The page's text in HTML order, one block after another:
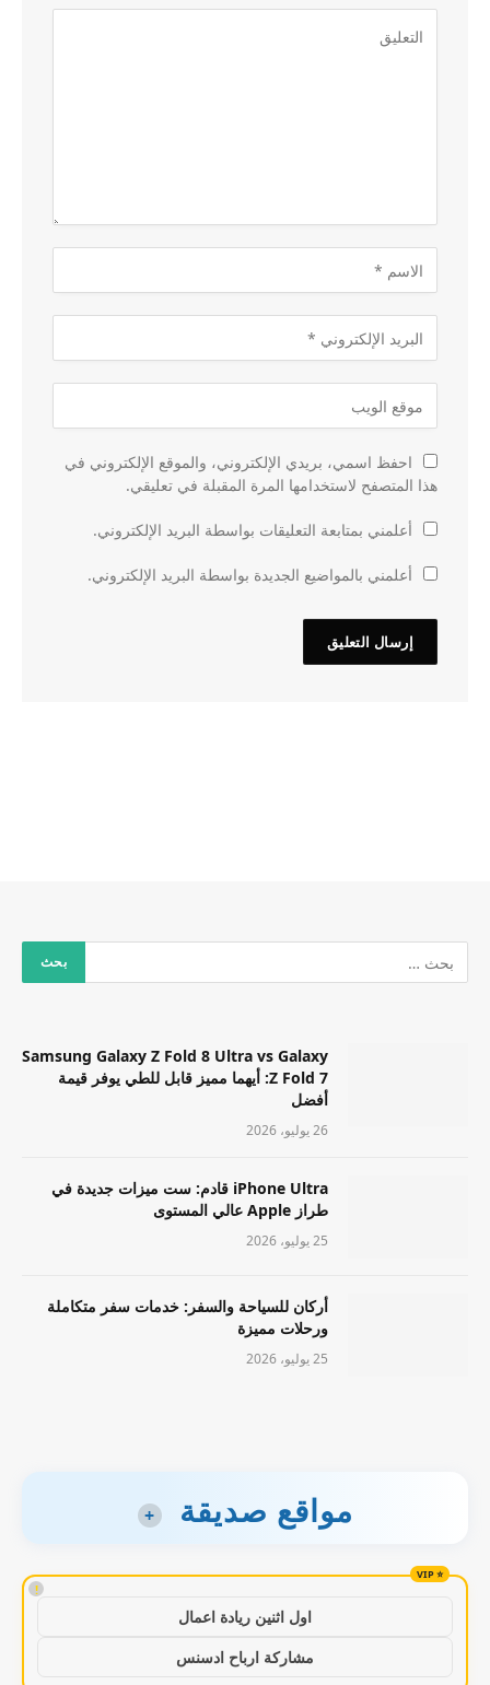
احفظ اسمي، بريدي الإلكتروني، والموقع الإلكتروني في
هذا المتصفح لاستخدامها المرة المقبلة في تعليقي.
أعلمني بمتابعة التعليقات بواسطة البريد الإلكتروني.
أعلمني بالمواضيع الجديدة بواسطة البريد الإلكتروني.
Samsung Galaxy Z Fold 8 Ultra vs Galaxy
Z Fold 7: أيهما مميز قابل للطي يوفر قيمة
أفضل
26 يوليو، 2026
iPhone Ultra قادم: ست ميزات جديدة في
طراز Apple عالي المستوى
25 يوليو، 2026
أركان للسياحة والسفر: خدمات سفر متكاملة
ورحلات مميزة
25 يوليو، 2026
مواقع صديقة +
!
اول اثنين ريادة اعمال
مشاركة ارباح ادسنس